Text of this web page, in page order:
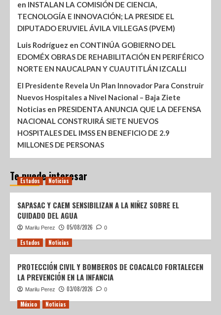
en INSTALAN LA COMISIÓN DE CIENCIA,
TECNOLOGÍA E INNOVACIÓN; LA PRESIDE EL
DIPUTADO ERUVIEL ÁVILA VILLEGAS (PVEM)
Luis Rodríguez en CONTINÚA GOBIERNO DEL
EDOMÉX OBRAS DE REHABILITACIÓN EN PERIFÉRICO
NORTE EN NAUCALPAN Y CUAUTITLÁN IZCALLI
El Presidente Revela Un Plan Innovador Para Construir
Nuevos Hospitales a Nivel Nacional – Baja Ziete
Noticias en PRESIDENTA ANUNCIA QUE LA DEFENSA
NACIONAL CONSTRUIRÁ SIETE NUEVOS
HOSPITALES DEL IMSS EN BENEFICIO DE 2.9
MILLONES DE PERSONAS
Te puede interesar
Estados Noticias
SAPASAC Y CAEM SENSIBILIZAN A LA NIÑEZ SOBRE EL
CUIDADO DEL AGUA
Marilu Perez 05/08/2026 0
Estados Noticias
PROTECCIÓN CIVIL Y BOMBEROS DE COACALCO FORTALECEN
LA PREVENCIÓN EN LA INFANCIA
Marilu Perez 03/08/2026 0
México Noticias